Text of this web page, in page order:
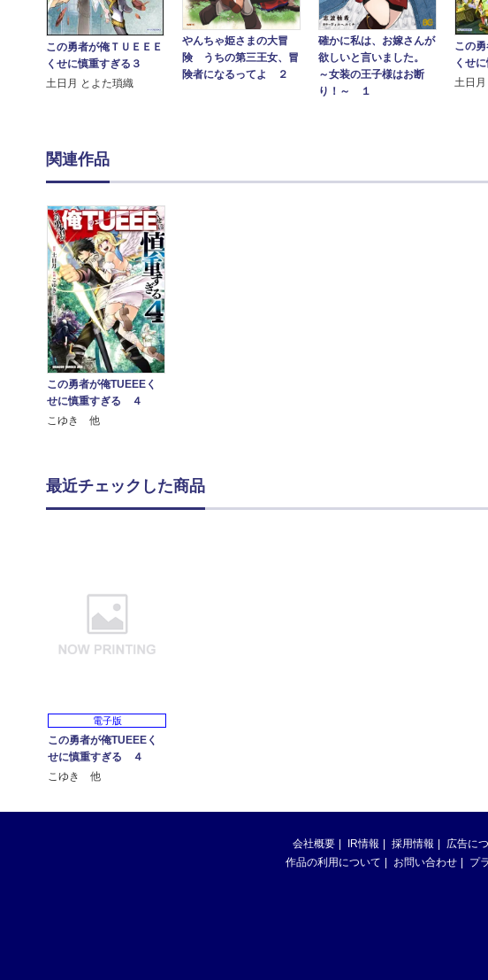
この勇者が俺ＴＵＥＥＥ
くせに慎重すぎる３
土日月 とよた瑣織
やんちゃ姫さまの大冒
険 うちの第三王女、冒
険者になるってよ ２
確かに私は、お嫁さんが
欲しいと言いました。
～女装の王子様はお断
り！～ １
この
くせ
土日
関連作品
この勇者が俺TUEEEく
せに慎重すぎる ４
こゆき 他
最近チェックした商品
電子版
この勇者が俺TUEEEく
せに慎重すぎる ４
こゆき 他
会社概要 IR情報 採用情報 広告に
作品の利用について
お問い合わせ プ